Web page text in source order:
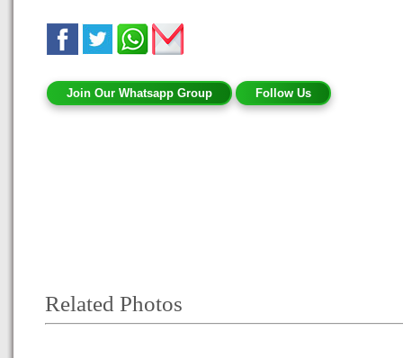
Join Our Whatsapp Group Follow Us
Related Photos